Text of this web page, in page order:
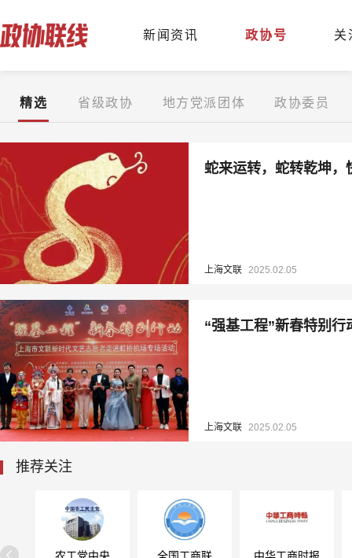
新闻资讯 政协号 关
精选 省级政协 地方党派团体 政协委员
蛇来运转，蛇转乾坤，
上海文联 2025.02.05
“强基工程”新春特别行
上海文联 2025.02.05
推荐关注